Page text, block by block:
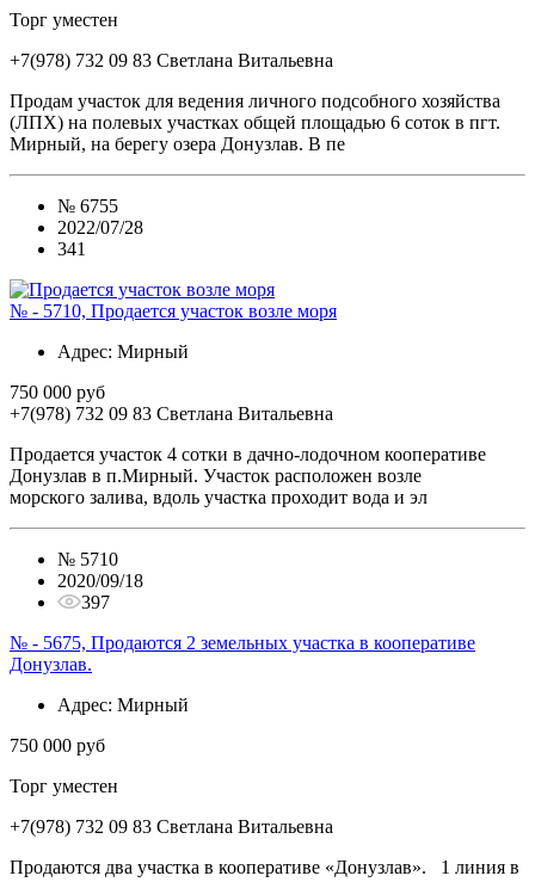
Торг уместен
+7(978) 732 09 83 Cветлана Витальевна
Продам участок для ведения личного подсобного хозяйства
(ЛПХ) на полевых участках общей площадью 6 соток в пгт.
Мирный, на берегу озера Донузлав. В пе
№ 6755
2022/07/28
341
№ - 5710, Продается участок возле моря
Адрес: Мирный
750 000 руб
+7(978) 732 09 83 Cветлана Витальевна
Продается участок 4 сотки в дачно-лодочном кооперативе
Донузлав в п.Мирный. Участок расположен возле
морского залива, вдоль участка проходит вода и эл
№ 5710
2020/09/18
397
№ - 5675, Продаются 2 земельных участка в кооперативе
Донузлав.
Адрес: Мирный
750 000 руб
Торг уместен
+7(978) 732 09 83 Cветлана Витальевна
Продаются два участка в кооперативе «Донузлав». 1 линия в